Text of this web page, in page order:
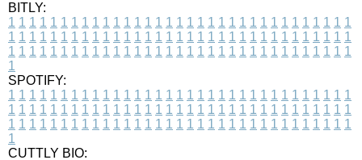
BITLY:
1 1 1 1 1 1 1 1 1 1 1 1 1 1 1 1 1 1 1 1 1 1 1 1 1 1 1 1 1 1 1 1 1
1 1 1 1 1 1 1 1 1 1 1 1 1 1 1 1 1 1 1 1 1 1 1 1 1 1 1 1 1 1 1 1 1
1 1 1 1 1 1 1 1 1 1 1 1 1 1 1 1 1 1 1 1 1 1 1 1 1 1 1 1 1 1 1 1 1
1
SPOTIFY:
1 1 1 1 1 1 1 1 1 1 1 1 1 1 1 1 1 1 1 1 1 1 1 1 1 1 1 1 1 1 1 1 1
1 1 1 1 1 1 1 1 1 1 1 1 1 1 1 1 1 1 1 1 1 1 1 1 1 1 1 1 1 1 1 1 1
1 1 1 1 1 1 1 1 1 1 1 1 1 1 1 1 1 1 1 1 1 1 1 1 1 1 1 1 1 1 1 1 1
1
CUTTLY BIO: